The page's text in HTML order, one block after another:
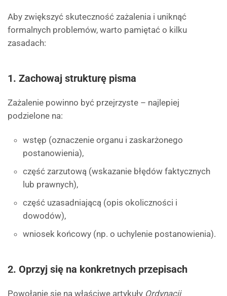
Aby zwiększyć skuteczność zażalenia i uniknąć
formalnych problemów, warto pamiętać o kilku
zasadach:
1. Zachowaj strukturę pisma
Zażalenie powinno być przejrzyste – najlepiej
podzielone na:
wstęp (oznaczenie organu i zaskarżonego
postanowienia),
część zarzutową (wskazanie błędów faktycznych
lub prawnych),
część uzasadniającą (opis okoliczności i
dowodów),
wniosek końcowy (np. o uchylenie postanowienia).
2. Oprzyj się na konkretnych przepisach
Powołanie się na właściwe artykuły Ordynacji